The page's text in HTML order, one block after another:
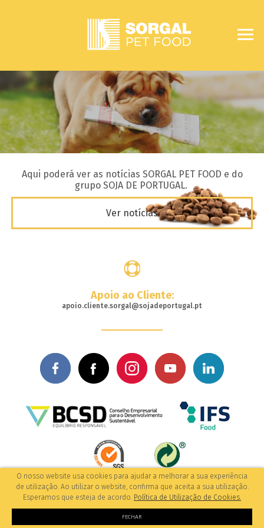
Aqui poderá ver as notícias SORGAL PET FOOD e do
grupo SOJA DE PORTUGAL.
Ver notícias
Apoio ao Cliente:
apoio.cliente.sorgal@sojadeportugal.pt
© 2017-2026 Todos os direitos reservados
/Política de Privacidade
by: M&A Digital
O nosso website usa cookies para ajudar a melhorar a sua experiência
de utilização. Ao utilizar o website, confirma que aceita a sua utilização.
Esperamos que esteja de acordo. Política de Utilização de Cookies.
FECHAR